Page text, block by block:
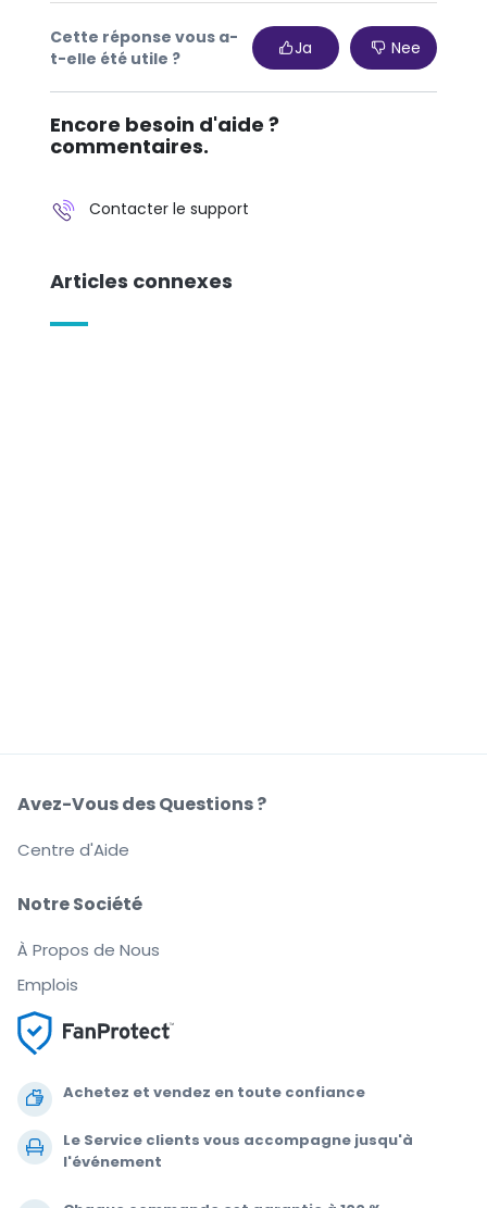
Cette réponse vous a-
t-elle été utile ?
Ja Nee
Encore besoin d'aide ?
commentaires.
Contacter le support
Articles connexes
Achetez et vendez en toute confiance
Le Service clients vous accompagne jusqu'à
l'événement
Notre Société
À Propos de Nous
Emplois
Avez-Vous des Questions ?
Centre d'Aide